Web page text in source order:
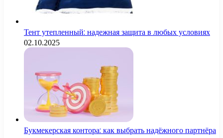
Тент утепленный: надежная защита в любых условиях
02.10.2025
Букмекерская контора: как выбрать надёжного партнёра